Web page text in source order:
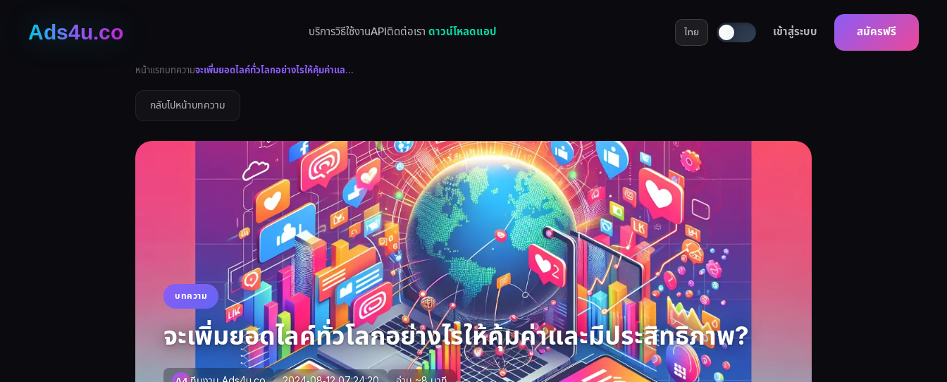
บริการวิธีใช้งานAPIติดต่อเรา ดาวน์โหลดแอป ไทย เข้าสู่ระบบ สมัครฟรี
หน้าแรกบทความจะเพิ่มยอดไลค์ทั่วโลกอย่างไรให้คุ้มค่าแล...
กลับไปหน้าบทความ
บทความ
จะเพิ่มยอดไลค์ทั่วโลกอย่างไรให้คุ้มค่าและมีประสิทธิภาพ?